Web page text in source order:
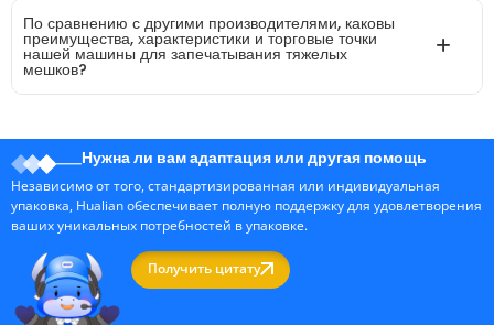
По сравнению с другими производителями, каковы
преимущества, характеристики и торговые точки
нашей машины для запечатывания тяжелых
мешков?
Нужна ли вам адаптация или другая помощь
Независимо от того, стандартизированная или индивидуальная
упаковка, Hualian обеспечивает полную поддержку для удовлетворения
ваших уникальных потребностей в упаковке.
Получить цитату